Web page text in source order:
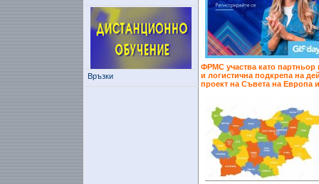
Връзки
ФРМС участва като партньор
и логистична подкрепа на
проект на Съвета на Европа